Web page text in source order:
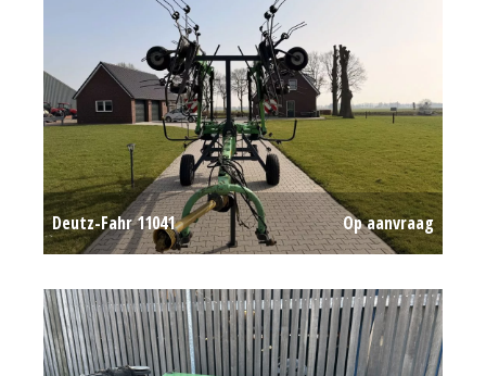
Deutz-Fahr 11041 Op aanvraag